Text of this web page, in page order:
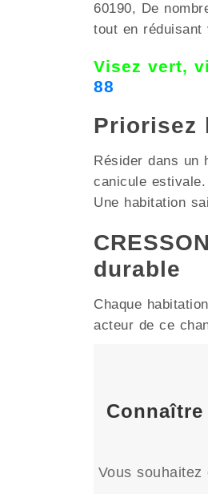
60190, De
tout en réduisant
Visez vert,
88
Priorisez
Résider dans un
canicule
Une habitation
durable
Chaque
acteur de ce
Vous